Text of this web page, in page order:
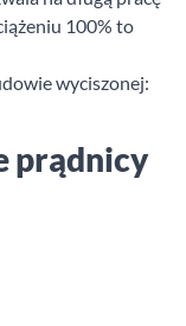
100% to
wyciszonej:
prądnicy